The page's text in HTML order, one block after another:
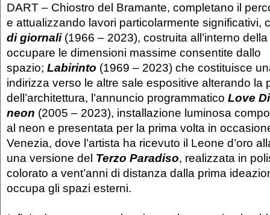
DART – Chiostro del Bramante, completano il
e attualizzando lavori particolarmente significativi,
di giornali (1966 – 2023), costruita all’interno
occupare le dimensioni massime consentite dallo
spazio; Labirinto (1969 – 2023) che costituisce
indirizza verso le altre sale espositive alterando la
dell’architettura, l’annuncio programmatico Love
neon (2005 – 2023), installazione luminosa
al neon e presentata per la prima volta in
Venezia, dove l’artista ha ricevuto il Leone d’oro
una versione del Terzo Paradiso, realizzata in
colorato a vent’anni di distanza dalla prima
occupa gli spazi esterni.